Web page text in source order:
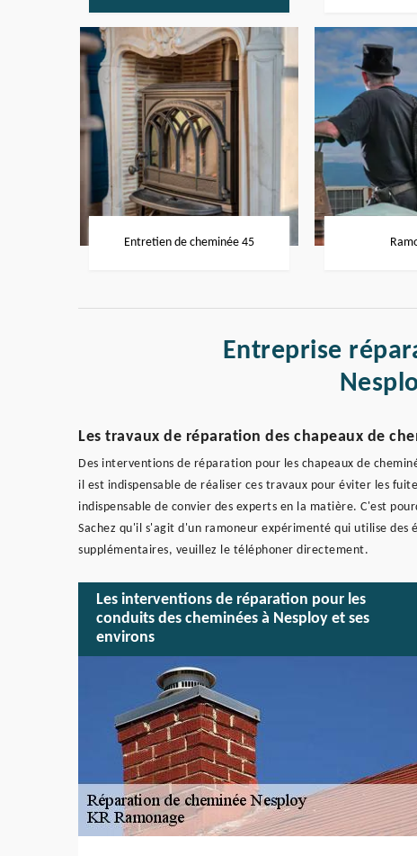
Entretien de cheminée 45
Entreprise
Les travaux de réparation des chapeaux de
Des interventions de réparation pour les chapeaux de
il est indispensable de réaliser ces travaux pour éviter les
indispensable de convier des experts en la matière. C'est
Sachez qu'il s'agit d'un ramoneur expérimenté qui utilise
supplémentaires, veuillez le téléphoner directement.
Les interventions de réparation pour les
conduits des cheminées à Nesploy et ses
environs